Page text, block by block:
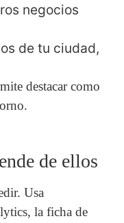
negocios
de tu ciudad,
destacar como
de ellos
Usa
la ficha de